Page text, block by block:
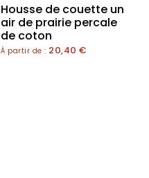
Housse de couette un
air de prairie percale
de coton
À partir de : 20,40 €